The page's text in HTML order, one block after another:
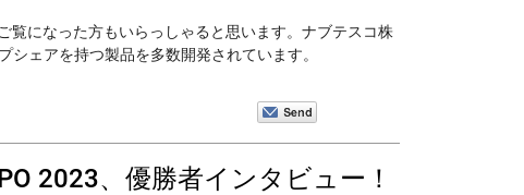
覧になった方もいらっしゃると思います。ナブテスコ株
ェアを持つ製品を多数開発されています。
2023、優勝者インタビュー！